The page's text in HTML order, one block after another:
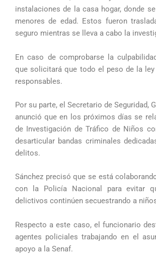
instalaciones de la casa hogar, donde
menores de edad. Estos fueron
seguro mientras se lleva a cabo la
En caso de comprobarse la
que solicitará que todo el peso de la
responsables.
Por su parte, el Secretario de Seguridad,
anunció que en los próximos días se
de Investigación de Tráfico de Niños
desarticular bandas criminales
delitos.
Sánchez precisó que se está
con la Policía Nacional para evitar
delictivos continúen secuestrando a
Respecto a este caso, el funcionario
agentes policiales trabajando en el
apoyo a la Senaf.